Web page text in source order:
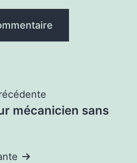
mécanicien sans